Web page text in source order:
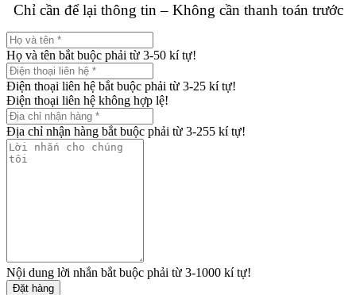
Chỉ cần để lại thông tin – Không cần thanh toán trước
Họ và tên bắt buộc phải từ 3-50 kí tự!
Điện thoại liên hệ bắt buộc phải từ 3-25 kí tự!
Điện thoại liên hệ không hợp lệ!
Địa chỉ nhận hàng bắt buộc phải từ 3-255 kí tự!
Nội dung lời nhắn bắt buộc phải từ 3-1000 kí tự!
Đặt hàng